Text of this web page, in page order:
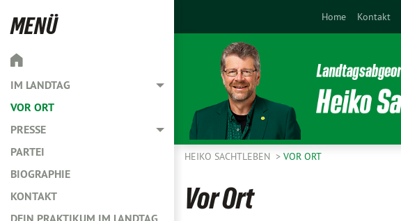
MENÜ
IM LANDTAG Toggle menu
VOR ORT
PRESSE
Toggle menu
PARTEI
BIOGRAPHIE
KONTAKT
Home Kontakt
HEIKO SACHTLEBEN VOR ORT
Vor Ort